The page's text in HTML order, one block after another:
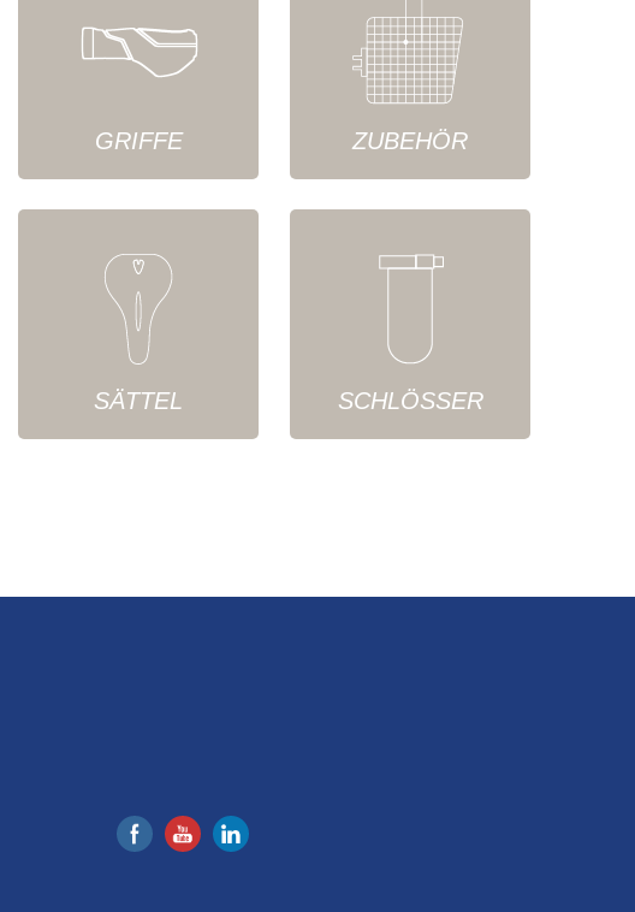
GRIFFE ZUBEHÖR
SÄTTEL SCHLÖSSER